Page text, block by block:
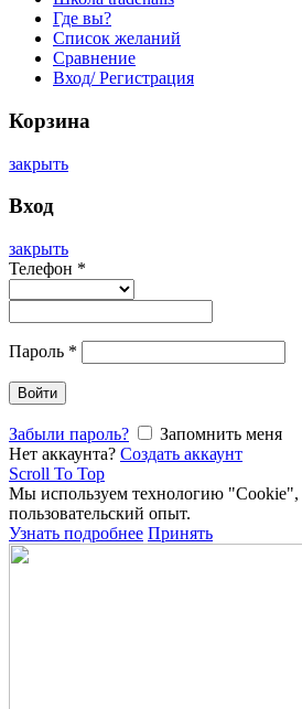
Где вы?
Список желаний
Сравнение
Вход/ Регистрация
Корзина
закрыть
Вход
закрыть
Телефон *
Пароль *
Войти
Забыли пароль?
Запомнить меня
Нет аккаунта? Создать аккаунт
Scroll To Top
Мы используем технологию
пользовательский опыт.
Узнать подробнее Принять